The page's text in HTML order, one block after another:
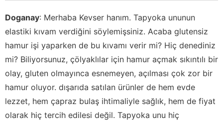
Doganay: Merhaba Kevser hanım. Tapyoka ununun
elastiki kıvam verdiğini söylemişsiniz. Acaba glutensiz
hamur işi yaparken de bu kıvamı verir mi? Hiç denediniz
mi? Biliyorsunuz, çölyaklılar için hamur açmak sıkıntılı bir
olay, gluten olmayınca esnemeyen, açılması çok zor bir
hamur oluyor. dışarıda satılan ürünler de hem evde
lezzet, hem çapraz bulaş ihtimaliyle sağlık, hem de fiyat
olarak hiç tercih edilesi değil. Tapyoka unu hiç